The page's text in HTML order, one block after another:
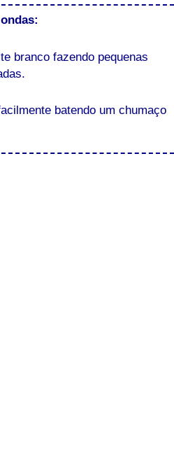
branco fazendo pequenas
batendo um chumaço